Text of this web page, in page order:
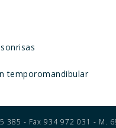
temporomandibular
385 - Fax 934 972 031 - M.